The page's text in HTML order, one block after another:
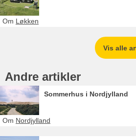
Om Løkken
Vis alle
Andre artikler
Sommerhus i Nordjylland
Om Nordjylland